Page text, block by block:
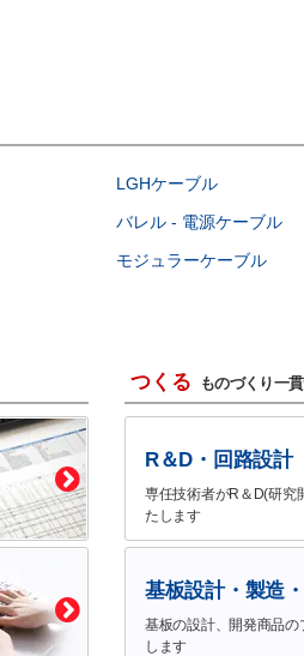
LGHケーブル
バレル - 電源ケーブル
モジュラーケーブル
つくる ものづくり一
R＆D・回路設計
専任技術者がR＆D(研究
たします
基板設計・製造
基板の設計、開発商品
します